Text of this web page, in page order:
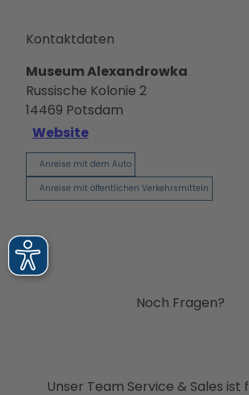
Kontaktdaten
Museum Alexandrowka
Russische Kolonie 2
14469 Potsdam
Website
Anreise mit dem Auto
Anreise mit öffentlichen Verkehrsmitteln
Noch Fragen?
Unser Team Service & Sales ist